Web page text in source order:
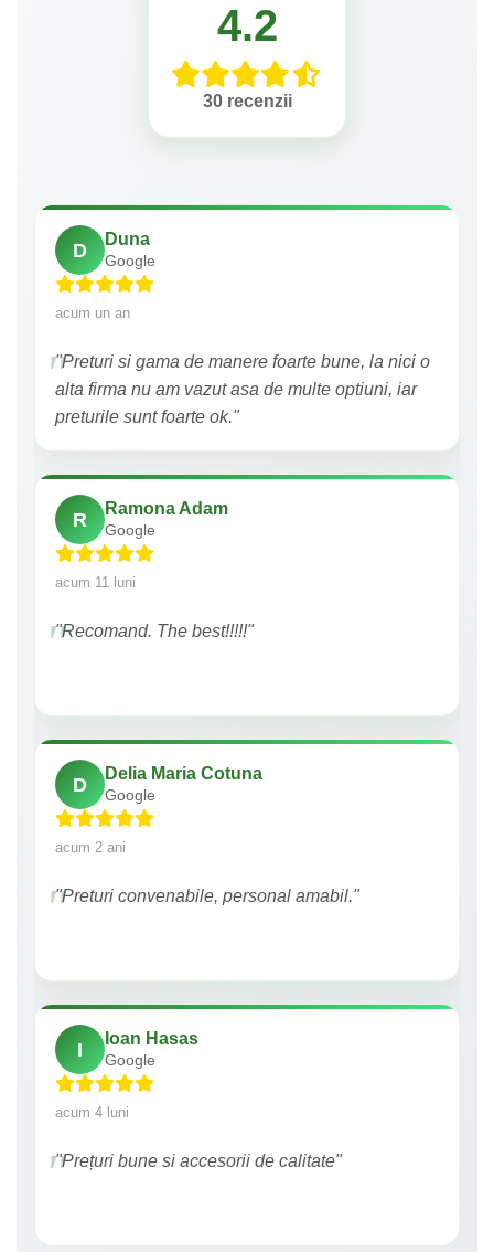
4.2
30 recenzii
D
Duna
Google
acum un an
"Preturi si gama de manere foarte bune, la nici o
alta firma nu am vazut asa de multe optiuni, iar
preturile sunt foarte ok."
R
Ramona Adam
Google
acum 11 luni
"Recomand. The best!!!!!"
D
Delia Maria Cotuna
Google
acum 2 ani
"Preturi convenabile, personal amabil."
I
Ioan Hasas
Google
acum 4 luni
"Prețuri bune si accesorii de calitate"